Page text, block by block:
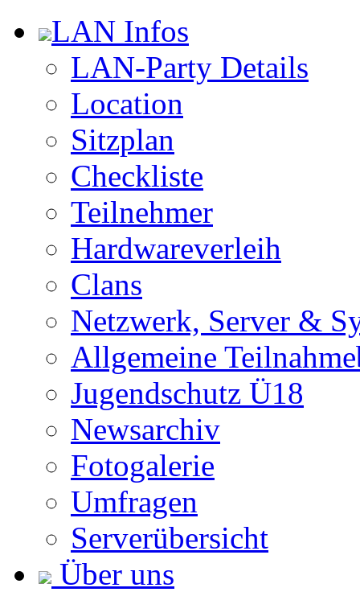
LAN Infos
LAN-Party Details
Location
Sitzplan
Checkliste
Teilnehmer
Hardwareverleih
Clans
Netzwerk, Server &
Allgemeine
Jugendschutz Ü18
Newsarchiv
Fotogalerie
Umfragen
Serverübersicht
Über uns